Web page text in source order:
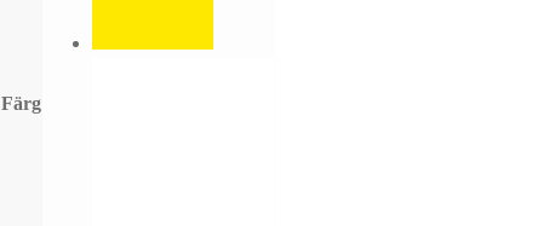
Färg